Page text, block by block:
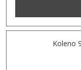
Koleno